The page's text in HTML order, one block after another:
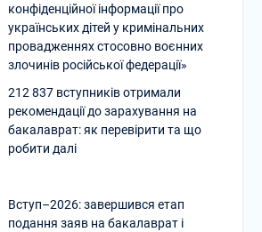
конфіденційної інформації про
українських дітей у кримінальних
провадженнях стосовно воєнних
злочинів російської федерації»
212 837 вступників отримали
рекомендації до зарахування на
бакалаврат: як перевірити та що
робити далі
Вступ–2026: завершився етап
подання заяв на бакалаврат і